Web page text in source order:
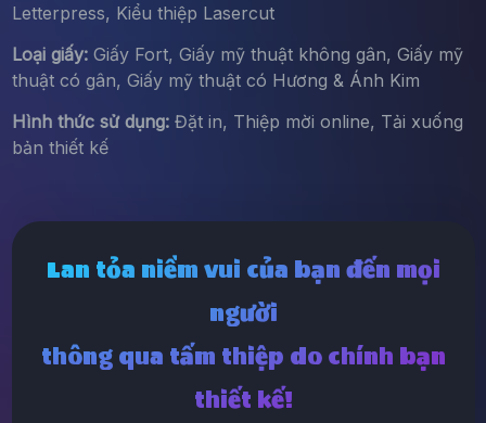
Letterpress, Kiểu thiệp Lasercut
Loại giấy:Giấy Fort, Giấy mỹ thuật không gân, Giấy mỹ
thuật có gân, Giấy mỹ thuật có Hương & Ánh Kim
Hình thức sử dụng:Đặt in, Thiệp mời online, Tải xuống
bản thiết kế
Lan tỏa niềm vui của bạn đến mọi
người
thông qua tấm thiệp do chính bạn
thiết kế!